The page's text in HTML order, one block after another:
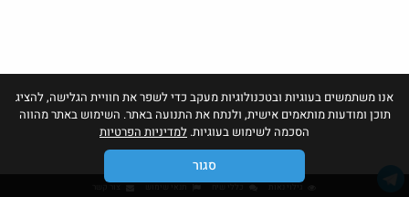
אנו משתמשים בעוגיות ובטכנולוגיות מעקב כדי לשפר את חוויית הגלישה, להציג
תוכן ומודעות מותאמים אישית, ולנתח את התנועה באתר. השימוש באתר מהווה
הסכמה לשימוש בעוגיות. למדיניות הפרטיות
סגור